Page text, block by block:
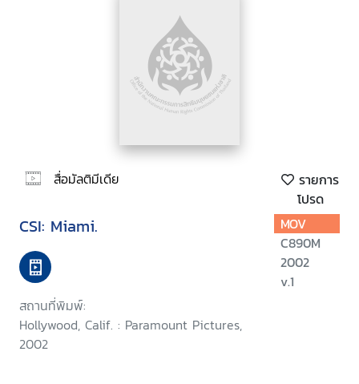
สื่อมัลติมีเดีย
รายการ
โปรด
CSI: Miami.
สถานที่พิมพ์:
Hollywood, Calif. : Paramount Pictures,
2002
MOV
C890M
2002
v.1